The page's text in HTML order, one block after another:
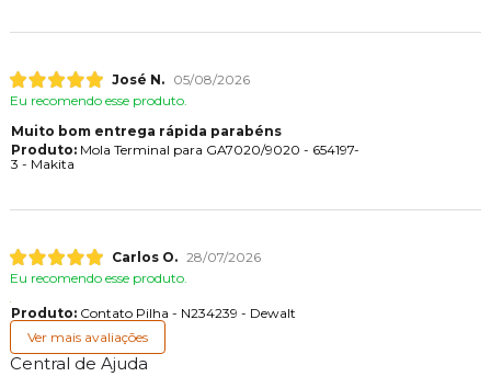
José N.
05/08/2026
Eu recomendo esse produto.
Muito bom entrega rápida parabéns
Produto:Mola Terminal para GA7020/9020 - 654197-
3 - Makita
Carlos O. 28/07/2026
Eu recomendo esse produto.
Produto:Contato Pilha - N234239 - Dewalt
Ver mais avaliações
Central de Ajuda